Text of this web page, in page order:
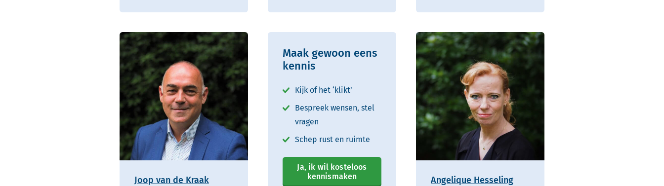
Joop van de Kraak
Maak gewoon eens
kennis
Kijk of het ‘klikt’
Bespreek wensen, stel
vragen
Schep rust en ruimte
Ja, ik wil kosteloos
kennismaken
Angelique Hesseling